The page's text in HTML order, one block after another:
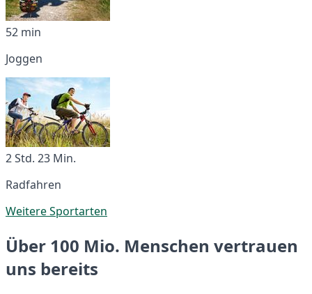
52 min
Joggen
2 Std. 23 Min.
Radfahren
Weitere Sportarten
Über 100 Mio. Menschen vertrauen
uns bereits